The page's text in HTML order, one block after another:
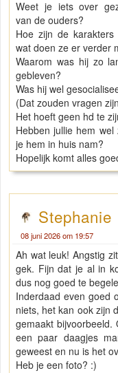
Weet je iets over
van de ouders?
Hoe zijn de
wat doen ze er verder
Waarom was hij zo
gebleven?
Was hij wel
(Dat zouden vragen
Het hoeft geen hd te
Hebben jullie hem
je hem in huis nam?
Hopelijk komt alles
Stephanie
08 juni 2026 om 19:57
Ah wat leuk! Angstig
gek. Fijn dat je al in
dus nog goed te
Inderdaad even goed
niets, het kan ook zijn
gemaakt
een paar daagjes
geweest en nu is het
Heb je een foto? :)